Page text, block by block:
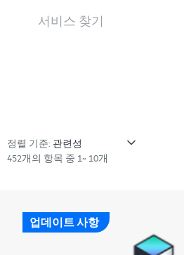
서비스 찾기
정렬 기준:
452개의 항목 중 1~ 10개
업데이트 사항